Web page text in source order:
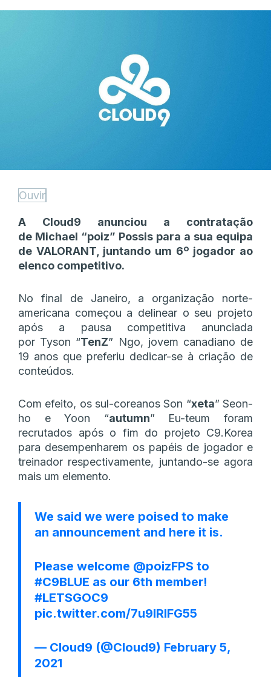
Ouvir
A Cloud9 anunciou a contratação
de Michael “poiz” Possis para a sua equipa
de VALORANT, juntando um 6º jogador ao
elenco competitivo.
No final de Janeiro, a organização norte-
americana começou a delinear o seu projeto
após a pausa competitiva anunciada
por Tyson “TenZ” Ngo, jovem canadiano de
19 anos que preferiu dedicar-se à criação de
conteúdos.
Com efeito, os sul-coreanos Son “xeta” Seon-
ho e Yoon “autumn” Eu-teum foram
recrutados após o fim do projeto C9.Korea
para desempenharem os papéis de jogador e
treinador respectivamente, juntando-se agora
mais um elemento.
We said we were poised to make
an announcement and here it is.
Please welcome @poizFPS to
#C9BLUE as our 6th member!
#LETSGOC9
pic.twitter.com/7u9lRlFG55
— Cloud9 (@Cloud9) February 5,
2021